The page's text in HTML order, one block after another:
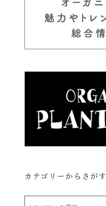
カテゴリーからさがす